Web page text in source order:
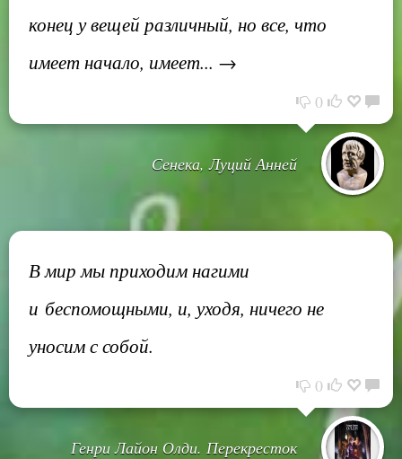
конец у вещей различный, но все, что
имеет начало, имеет... →
0
Сенека, Луций Анней
В мир мы приходим нагими
и беспомощными, и, уходя, ничего не
уносим с собой.
0
Генри Лайон Олди. Перекресток